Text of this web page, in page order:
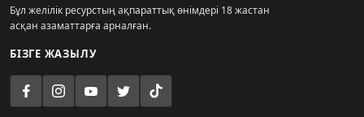
Бұл желілік ресурстың ақпараттық өнімдері 18 жастан
асқан азаматтарға арналған.
БІЗГЕ ЖАЗЫЛУ